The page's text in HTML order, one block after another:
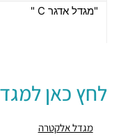
"מגדל אדגר C "
מבני משרדים ומסחר ·יגאל אלון 65,
מבני משרדים ומסחר ·
לחץ כאן
מגדל אלקטרה